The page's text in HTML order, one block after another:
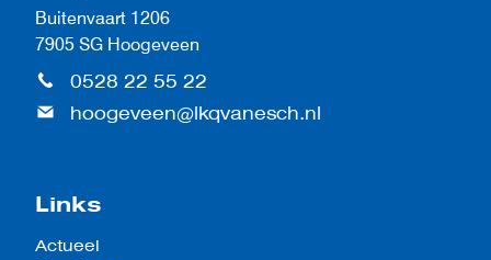
Buitenvaart 1206
7905 SG Hoogeveen
0528 22 55 22
hoogeveen@lkqvanesch.nl
Links
Actueel